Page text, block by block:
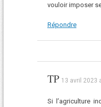
vouloir imposer
Répondre
TP 13 avril 2023
Si l’agriculture